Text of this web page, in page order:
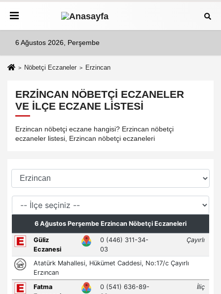
6 Ağustos 2026, Perşembe
Nöbetçi Eczaneler Erzincan
ERZINCAN NÖBETÇI ECZANELER
VE İLÇE ECZANE LISTESI
Erzincan nöbetçi eczane hangisi? Erzincan nöbetçi
eczaneler listesi, Erzincan nöbetçi eczaneleri